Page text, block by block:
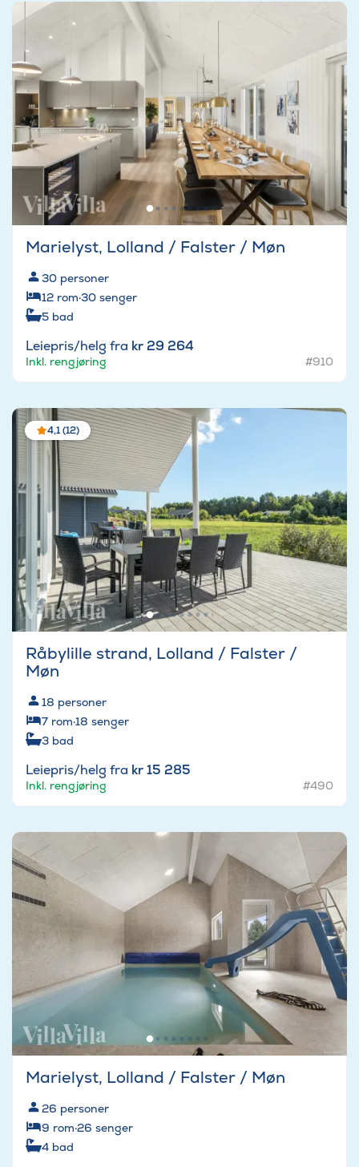
Marielyst, Lolland / Falster / Møn
30 personer
12 rom·30 senger
5 bad
Leiepris/helg fra kr 29 264
Inkl. rengjøring #910
4,1 (12)
Råbylille strand, Lolland / Falster /
Møn
18 personer
7 rom·18 senger
3 bad
Leiepris/helg fra kr 15 285
Inkl. rengjøring #490
Marielyst, Lolland / Falster / Møn
26 personer
9 rom·26 senger
4 bad